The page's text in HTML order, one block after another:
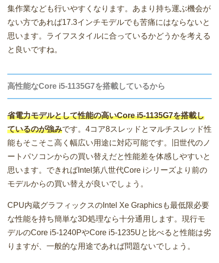
集作業なども行いやすくなります。あまり持ち運ぶ機会が
ない方であれば17.3インチモデルでも苦痛にはならないと
思います。ライフスタイルに合っているかどうかを考える
と良いですね。
高性能なCore i5-1135G7を搭載しているから
省電力モデルとして性能の高いCore i5-1135G7を搭載し
ているのが強みです。4コア8スレッドとマルチスレッド性
能もそこそこ高く幅広い用途に対応可能です。旧世代のノ
ートパソコンからの買い替えだと性能差を体感しやすいと
思います。できればIntel第八世代Core iシリーズより前の
モデルからの買い替えが良いでしょう。
CPU内蔵グラフィックスのIntel Xe Graphicsも最低限必要
な性能を持ち簡単な3D処理なら十分通用します。現行モ
デルのCore i5-1240PやCore i5-1235Uと比べると性能は劣
りますが、一般的な用途であれば問題ないでしょう。